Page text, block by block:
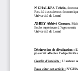
African SJ ©